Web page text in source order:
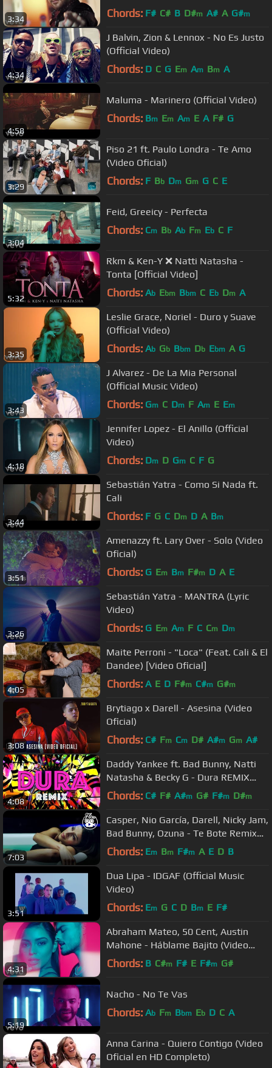
3:34 Chords: F# C# B D#m A# A G#m
4:34
J Balvin, Zion & Lennox - No Es Justo
(Official Video)
Chords: D C G Em Am Bm A
4:58
Maluma - Marinero (Official Video)
Chords: Bm Em Am E A F# G
3:29
Piso 21 ft. Paulo Londra - Te Amo
(Video Oficial)
Chords: F Bb Dm Gm G C E
3:04
Feid, Greeicy - Perfecta
Chords: Cm Bb Ab Fm Eb C F
5:32
Rkm & Ken-Y ❌ Natti Natasha -
Tonta [Official Video]
Chords: Ab Ebm Bbm C Eb Dm A
3:35
Leslie Grace, Noriel - Duro y Suave
(Official Video)
Chords: Ab Gb Bbm Db Ebm A G
3:43
J Alvarez - De La Mia Personal
(Official Music Video)
Chords: Gm C Dm F Am E Em
4:18
Jennifer Lopez - El Anillo (Official
Video)
Chords: Dm D Gm C F G
3:44
Sebastián Yatra - Como Si Nada ft.
Cali
Chords: F G C Dm D A Bm
3:51
Amenazzy ft. Lary Over - Solo (Video
Oficial)
Chords: G Em Bm F#m D A E
3:26
Sebastián Yatra - MANTRA (Lyric
Video)
Chords: G Em Am F C Cm Dm
4:05
Maite Perroni - "Loca" (Feat. Cali & El
Dandee) [Video Oficial]
Chords: A E D F#m C#m G#m
3:08
Brytiago x Darell - Asesina (Video
Oficial)
Chords: C# Fm Cm D# A#m Gm A#
4:08
Daddy Yankee ft. Bad Bunny, Natti
Natasha & Becky G - Dura REMIX
(Lyric Video)
Chords: C# F# A#m G# F#m D#m
7:03
Casper, Nio García, Darell, Nicky Jam,
Bad Bunny, Ozuna - Te Bote Remix
(Video Oficial)
Chords: Em Bm F#m A E D B
3:51
Dua Lipa - IDGAF (Official Music
Video)
Chords: Em G C D Bm E F#
4:31
Abraham Mateo, 50 Cent, Austin
Mahone - Háblame Bajito (Video
Oficial)
Chords: B C#m F# E F#m G#
5:19
Nacho - No Te Vas
Chords: Ab Fm Bbm Eb D C A
Anna Carina - Quiero Contigo (Video
Oficial en HD Completo)